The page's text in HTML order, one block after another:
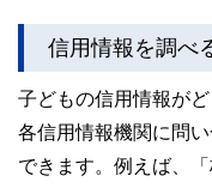
信用情報を調べ
子どもの信用情報が
各信用情報機関に問
できます。例えば、